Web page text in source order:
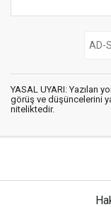
YASAL UYARI: Yazılan
görüş ve düşüncelerini
niteliktedir.